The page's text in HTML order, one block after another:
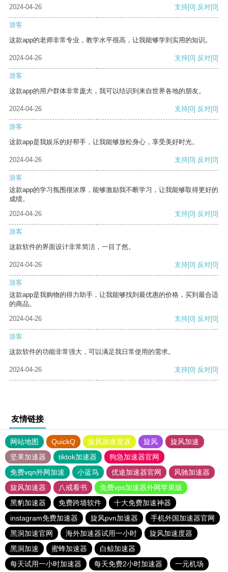
2024-04-26 支持[0] 反对[0]
游客
这款app的老师非常专业，教学水平很高，让我能够学到实用的知识。
2024-04-26 支持[0] 反对[0]
游客
这款app的用户群体非常庞大，我可以结识到来自世界各地的朋友。
2024-04-26 支持[0] 反对[0]
游客
这款app是我娱乐的好帮手，让我能够放松身心，享受美好时光。
2024-04-26 支持[0] 反对[0]
游客
这款app的学习氛围很浓厚，能够激励我不断学习，让我能够取得更好的
成绩。
2024-04-26
支持[0] 反对[0]
游客
这款软件的界面设计非常简洁，一目了然。
2024-04-26 支持[0] 反对[0]
游客
这款app是我购物的得力助手，让我能够找到最优惠的价格，买到最合适
的商品。
2024-04-26
支持[0] 反对[0]
游客
这款软件的功能非常强大，可以满足我日常使用的需求。
2024-04-26 支持[0] 反对[0]
友情链接
网站地图 QuickQ 旋风加速度器 旋风
旋风加速
坚果加速器
tiktok加速器
狗急加速器官网
免费vqn外网加速
小蓝鸟 优途加速器官网
风驰加速器
旋风加速器
八戒看书
免费vps加速器外网苹果版
黑豹加速器
免费跨墙软件
十大免费加速神器
instagram免费加速器
旋风pvn加速器
手机外国加速器官网
黑洞加速官网
海外加速器试用一小时
旋风加速度器
黑洞加速
蜜蜂加速器
白鲸加速器
每天试用一小时加速器
每天免费2小时加速器 一元机场